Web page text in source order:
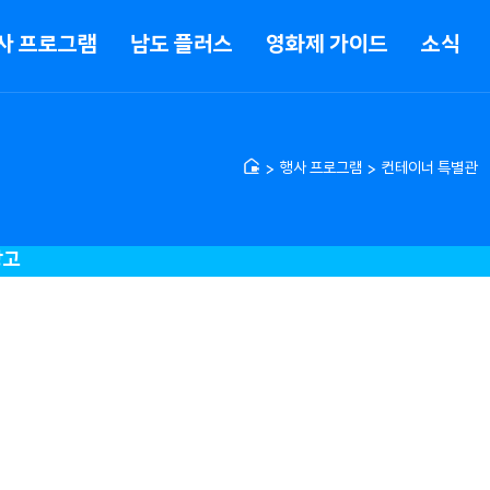
프로그램 남도 플러스 영화제 가이드 소식
행사 프로그램 컨테이너 특별관